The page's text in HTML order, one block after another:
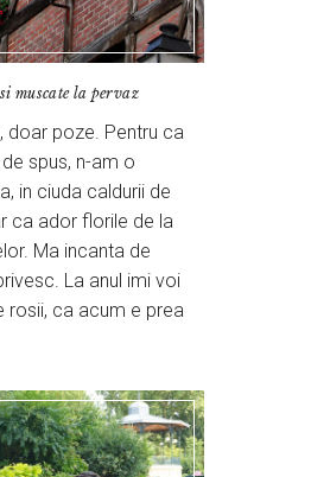
muscate la pervaz
doar poze. Pentru ca
spus, n-am o
in ciuda caldurii de
ca ador florile de la
Ma incanta de
La anul imi voi
rosii, ca acum e prea